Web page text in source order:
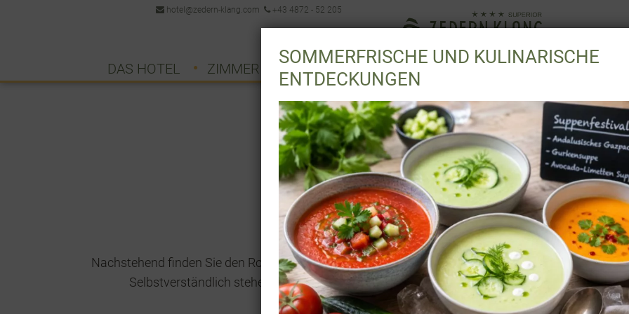
hotel@zedern-klang.com +43 4872 - 52 205
DAS HOTEL ZIMMER & PREISE SPA & WELLNESS KULINARIK
Ihre Anreise
Ihre Wohlfühloase in Osttirol
Nachstehend finden Sie den Routenplaner sowie eine detaillierte Anreiseinformation für Ihre
Selbstverständlich stehen wir Ihnen bezüglich der Anreiseroute auch gerne telefonisch
Wir wünschen Ihnen einen gute und vor allem sichere
SOMMERFRISCHE UND KULINARISCHE
ENTDECKUNGEN